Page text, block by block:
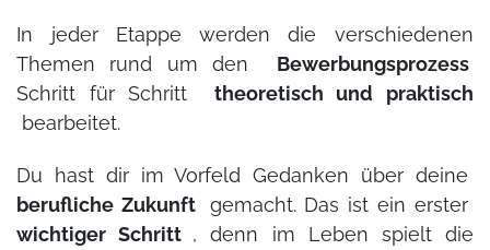
In jeder Etappe werden die verschiedenen
Themen rund um den
Bewerbungsprozess
Schritt für Schritt
theoretisch und praktisch
bearbeitet.
Du hast dir im Vorfeld Gedanken über deine
berufliche Zukunft
gemacht. Das ist ein erster
wichtiger Schritt , denn im Leben spielt die